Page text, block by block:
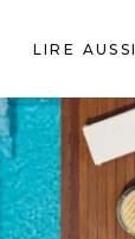
LIRE AUSSI